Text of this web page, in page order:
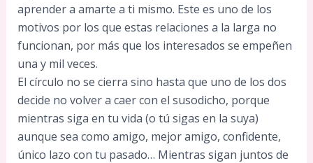
aprender a amarte a ti mismo. Este es uno de los
motivos por los que estas relaciones a la larga no
funcionan, por más que los interesados se empeñen
una y mil veces.
El círculo no se cierra sino hasta que uno de los dos
decide no volver a caer con el susodicho, porque
mientras siga en tu vida (o tú sigas en la suya)
aunque sea como amigo, mejor amigo, confidente,
único lazo con tu pasado… Mientras sigan juntos de